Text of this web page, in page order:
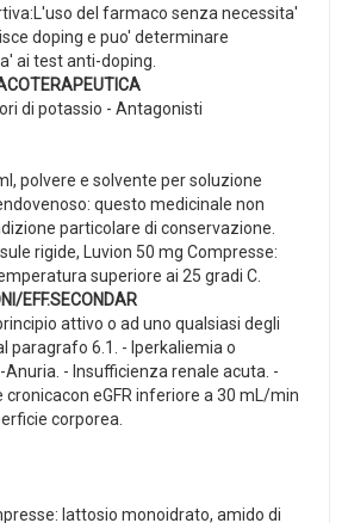
del farmaco senza necessita'
doping e puo' determinare
ai test anti-doping.
di potassio - Antagonisti
polvere e solvente per soluzione
questo medicinale non
particolare di conservazione.
rigide, Luvion 50 mg Compresse:
superiore ai 25 gradi C.
EFF.SECONDAR
attivo o ad uno qualsiasi degli
paragrafo 6.1. - Iperkaliemia o
- Insufficienza renale acuta. -
eGFR inferiore a 30 mL/min
corporea.
lattosio monoidrato, amido di